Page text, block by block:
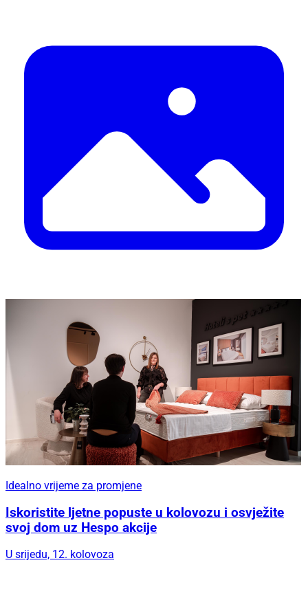
Idealno vrijeme za promjene
Iskoristite ljetne popuste u kolovozu i osvježite
svoj dom uz Hespo akcije
U srijedu, 12. kolovoza